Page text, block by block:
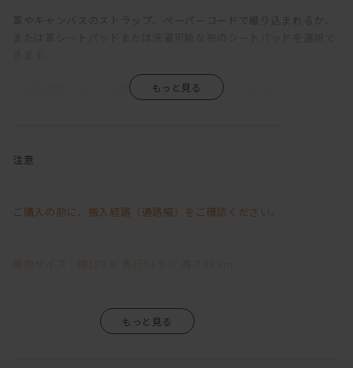
この多用途でかつ、多様な見え方となるこのベンチは
単体で壁の前に置いてあげて、ちょっとした腰掛としても◎
あたたかく、でも無駄のないスマートさもあります。
注意
ご購入の前に、搬入経路（通路幅）をご確認ください。